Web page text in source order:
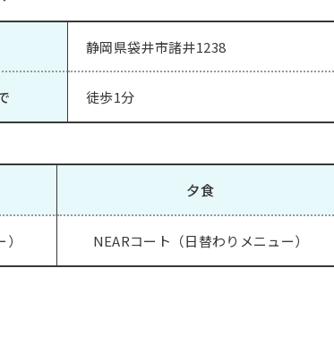
静岡県袋井市諸井1238
徒歩1分
夕食
NEARコート（日替わりメニュー）